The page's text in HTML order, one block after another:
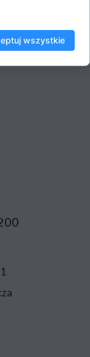
wszystkie